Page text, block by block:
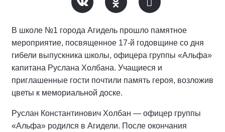
В школе №1 города Агидель прошло памятное
мероприятие, посвященное 17-й годовщине со дня
гибели выпускника школы, офицера группы «Альфа»
капитана Руслана Холбана. Учащиеся и
приглашенные гости почтили память героя, возложив
цветы к мемориальной доске.
Руслан Константинович Холбан — офицер группы
«Альфа» родился в Агидели. После окончания